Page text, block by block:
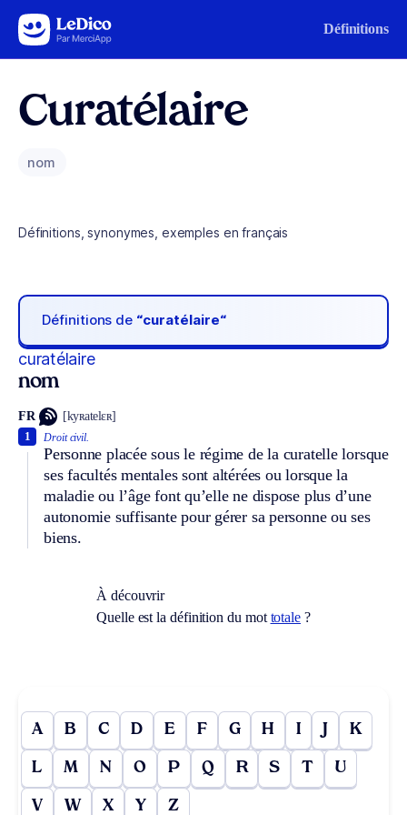
Aller au contenu Définitions
Curatélaire
nom
Définitions, synonymes, exemples en français
Définitions de “curatélaire“
curatélaire
nom
FR [kyʀatelɛʀ]
Droit civil.
Personne placée sous le régime de la curatelle lorsque
ses facultés mentales sont altérées ou lorsque la
maladie ou l’âge font qu’elle ne dispose plus d’une
autonomie suffisante pour gérer sa personne ou ses
biens.
1
À découvrir
Quelle est la définition du mot totale ?
A B C D E F G H I J K
L M N O P Q R S T U
V W X Y Z